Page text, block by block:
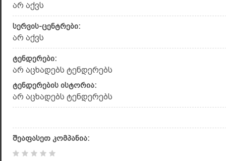
არ აქვს
სერვის-ცენტრები:
არ აქვს
ტენდერები:
არ აცხადებს ტენდერებს
ტენდერების ისტორია:
არ აცხადებს ტენდერებს
შეაფასეთ კომპანია: